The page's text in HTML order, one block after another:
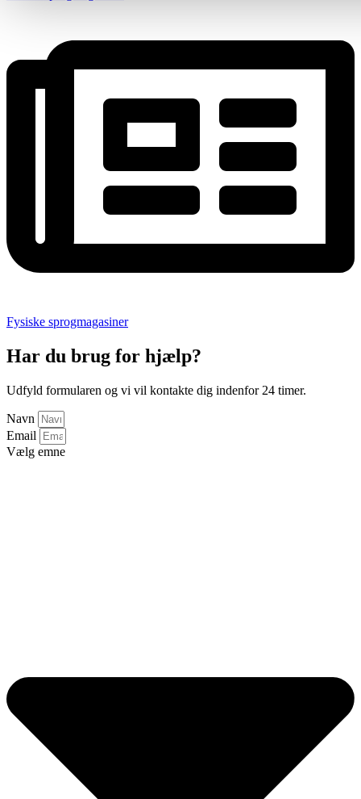
Fysiske sprogmagasiner
Har du brug for hjælp?
Udfyld formularen og vi vil kontakte dig indenfor 24 timer.
Navn
Email
Vælg emne